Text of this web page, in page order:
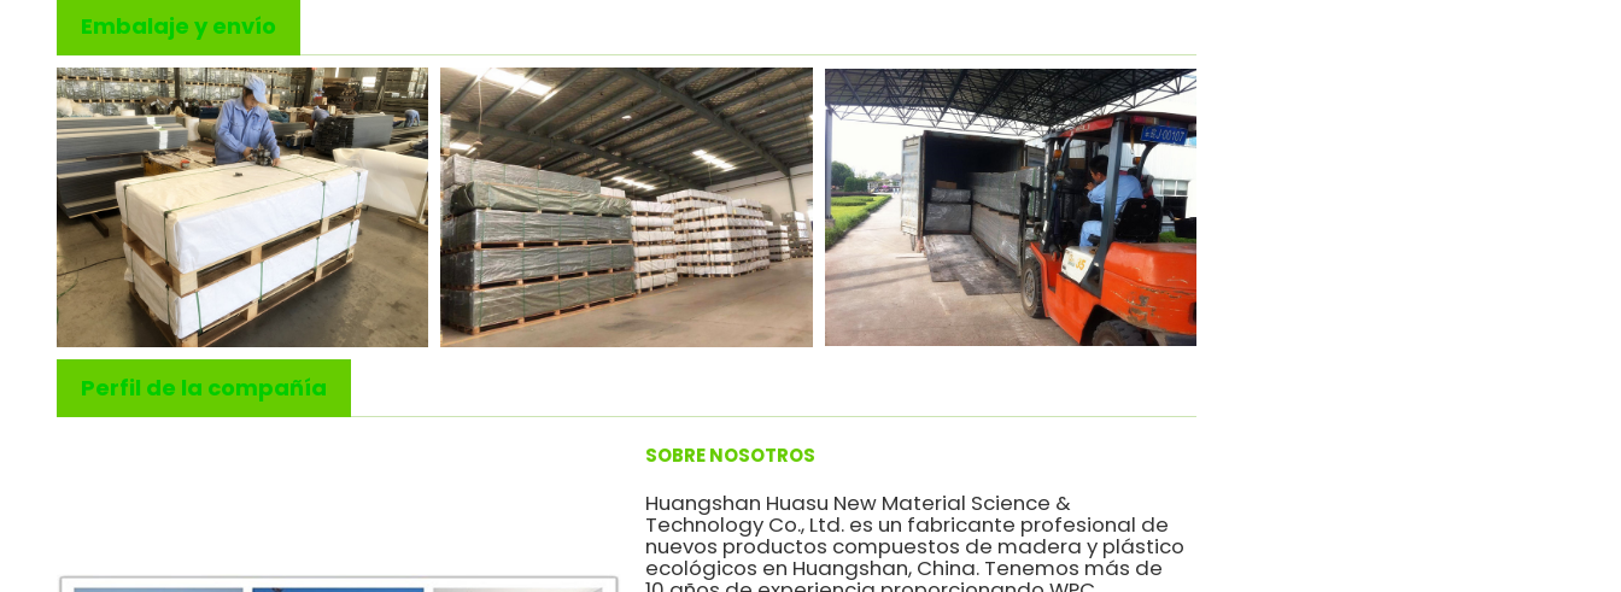
Embalaje y envío
Perfil de la compañía
SOBRE NOSOTROS
Huangshan Huasu New Material Science &
Technology Co., Ltd. es un fabricante profesional de
nuevos productos compuestos de madera y plástico
ecológicos en Huangshan, China. Tenemos más de